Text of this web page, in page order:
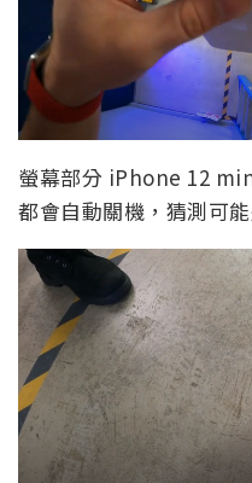
螢幕部分 iPhone 12
都會自動關機，猜測可